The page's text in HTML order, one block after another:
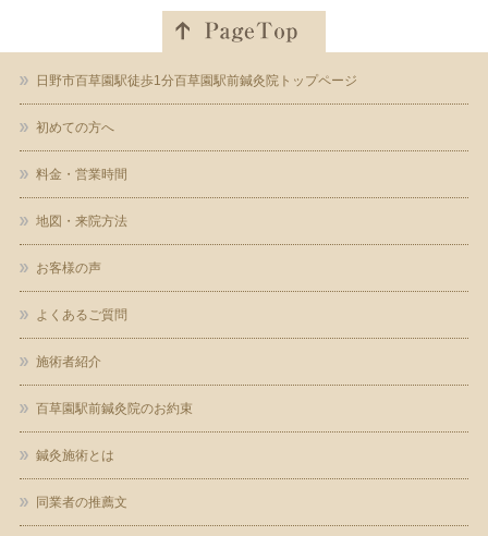
日野市百草園駅徒歩1分百草園駅前鍼灸院トップページ
初めての方へ
料金・営業時間
地図・来院方法
お客様の声
よくあるご質問
施術者紹介
百草園駅前鍼灸院のお約束
鍼灸施術とは
同業者の推薦文